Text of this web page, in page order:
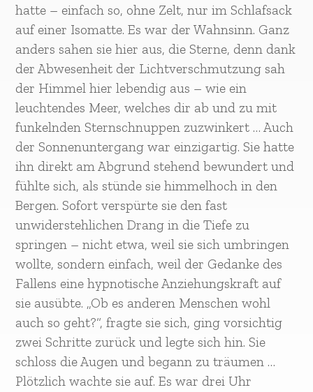
hatte – einfach so, ohne Zelt, nur im Schlafsack
auf einer Isomatte. Es war der Wahnsinn. Ganz
anders sahen sie hier aus, die Sterne, denn dank
der Abwesenheit der Lichtverschmutzung sah
der Himmel hier lebendig aus – wie ein
leuchtendes Meer, welches dir ab und zu mit
funkelnden Sternschnuppen zuzwinkert … Auch
der Sonnenuntergang war einzigartig. Sie hatte
ihn direkt am Abgrund stehend bewundert und
fühlte sich, als stünde sie himmelhoch in den
Bergen. Sofort verspürte sie den fast
unwiderstehlichen Drang in die Tiefe zu
springen – nicht etwa, weil sie sich umbringen
wollte, sondern einfach, weil der Gedanke des
Fallens eine hypnotische Anziehungskraft auf
sie ausübte. „Ob es anderen Menschen wohl
auch so geht?“, fragte sie sich, ging vorsichtig
zwei Schritte zurück und legte sich hin. Sie
schloss die Augen und begann zu träumen …
Plötzlich wachte sie auf. Es war drei Uhr